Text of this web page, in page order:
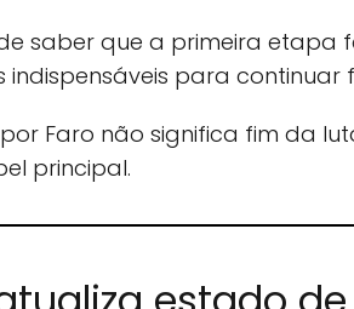
saber que a primeira etapa
para continuar
Faro não significa fim da
principal.